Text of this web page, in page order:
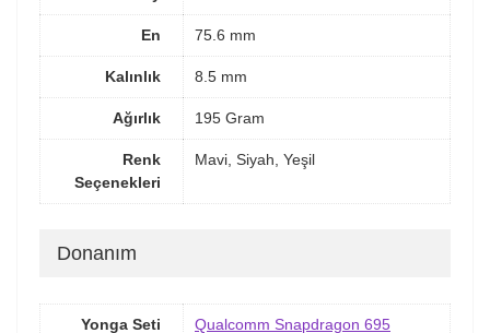
En 75.6 mm
Kalınlık 8.5 mm
Ağırlık 195 Gram
Renk
Seçenekleri
Mavi, Siyah, Yeşil
Donanım
Yonga Seti Qualcomm Snapdragon 695